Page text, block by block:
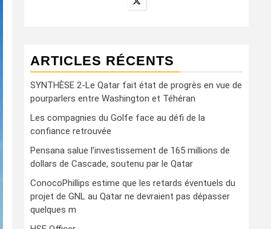
ARTICLES RÉCENTS
SYNTHÈSE 2-Le Qatar fait état de progrès en vue de
pourparlers entre Washington et Téhéran
Les compagnies du Golfe face au défi de la
confiance retrouvée
Pensana salue l’investissement de 165 millions de
dollars de Cascade, soutenu par le Qatar
ConocoPhillips estime que les retards éventuels du
projet de GNL au Qatar ne devraient pas dépasser
quelques m